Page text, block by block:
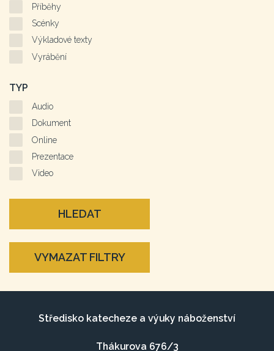
Příběhy
Scénky
Výkladové texty
Vyrábění
TYP
Audio
Dokument
Online
Prezentace
Video
HLEDAT
VYMAZAT FILTRY
Středisko katecheze a výuky náboženství
Thákurova 676/3